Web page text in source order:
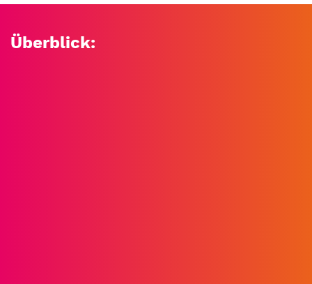
Überblick: